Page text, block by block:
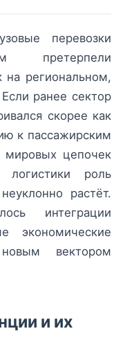
перевозки
претерпели
на региональном,
ранее сектор
скорее как
к пассажирским
мировых цепочек
логистики роль
растёт.
интеграции
экономические
вектором
и их